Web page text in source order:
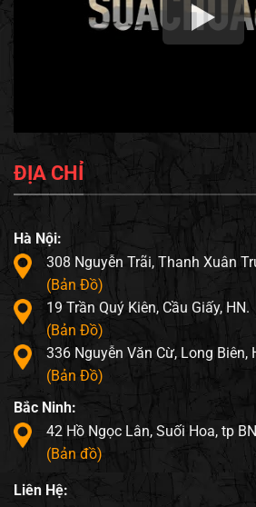
ĐỊA CHỈ
Hà Nội:
308 Nguyễn Trãi, Thanh Xuân
(Bản Đồ)
19 Trần Quý Kiên, Cầu Giấy, HN.
(Bản Đồ)
336 Nguyễn Văn Cừ, Long Biên,
(Bản Đồ)
Bắc Ninh:
42 Hồ Ngọc Lân, Suối Hoa, tp
(Bản đồ)
Liên Hệ: